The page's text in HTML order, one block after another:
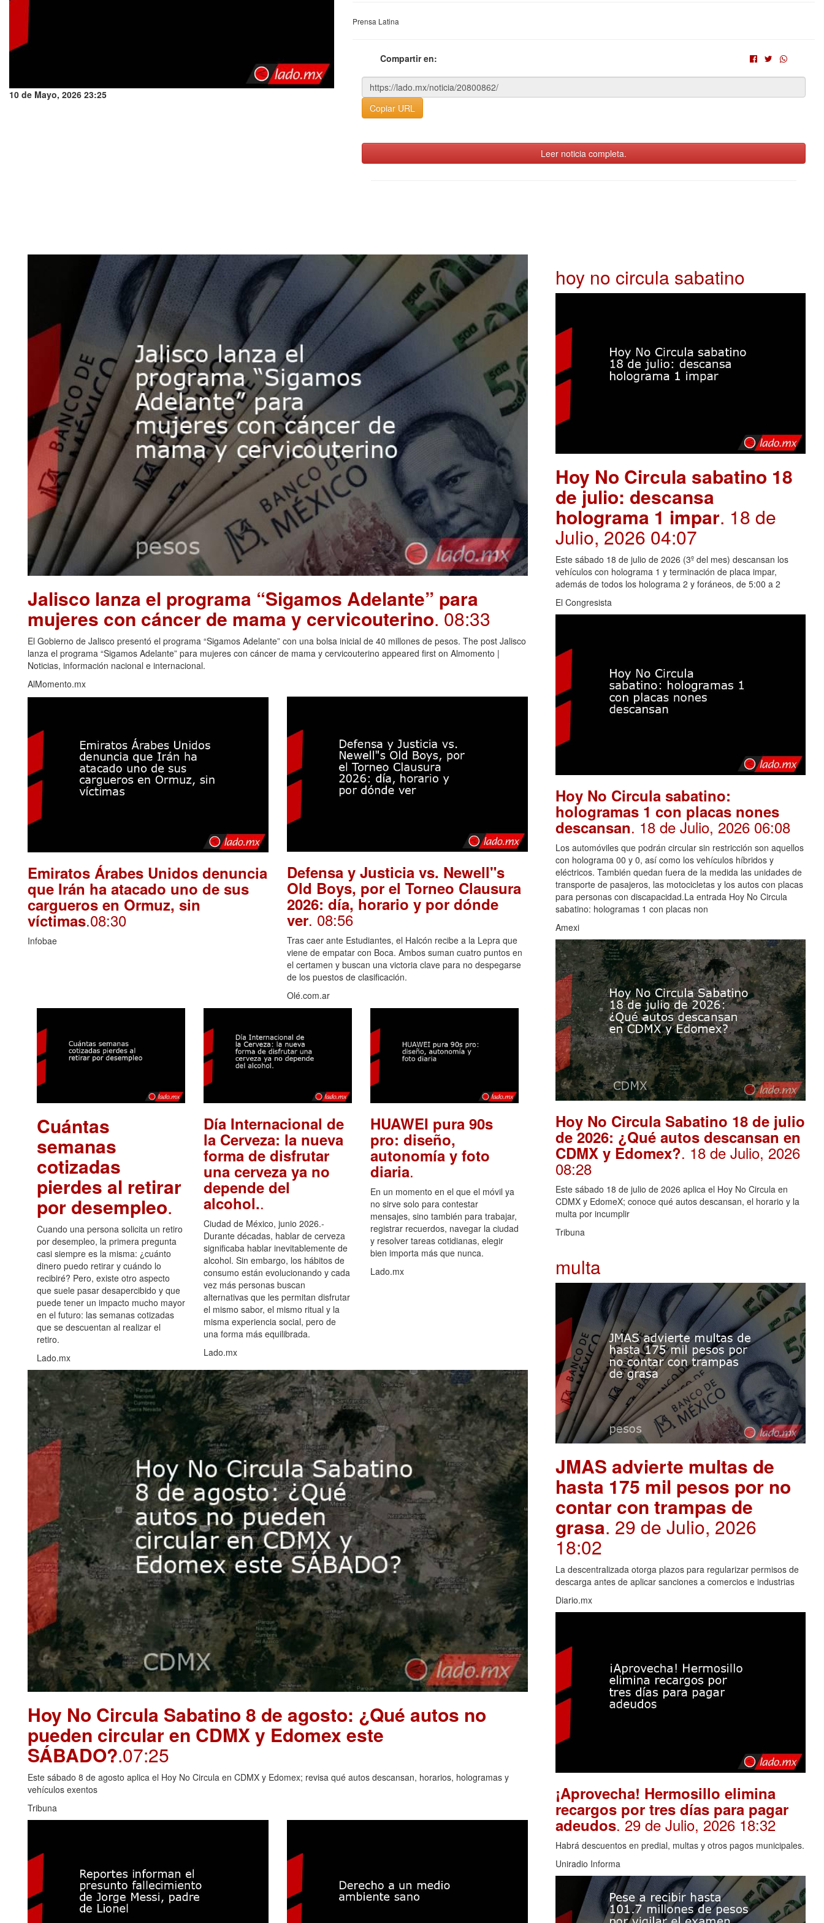
10 de Mayo, 2026 23:25
Prensa Latina
Compartir en:
Copiar URL
Leer noticia completa.
Jalisco lanza el programa “Sigamos Adelante” para
mujeres con cáncer de mama y cervicouterino. 08:33
El Gobierno de Jalisco presentó el programa “Sigamos Adelante” con una bolsa inicial de 40 millones de pesos. The post Jalisco
lanza el programa “Sigamos Adelante” para mujeres con cáncer de mama y cervicouterino appeared first on Almomento |
Noticias, información nacional e internacional.
AlMomento.mx
Emiratos Árabes Unidos denuncia
que Irán ha atacado uno de sus
cargueros en Ormuz, sin
víctimas.08:30
Infobae
Defensa y Justicia vs. Newell"s
Old Boys, por el Torneo Clausura
2026: día, horario y por dónde
ver. 08:56
Tras caer ante Estudiantes, el Halcón recibe a la Lepra que
viene de empatar con Boca. Ambos suman cuatro puntos en
el certamen y buscan una victoria clave para no despegarse
de los puestos de clasificación.
Olé.com.ar
Cuántas
semanas
cotizadas
pierdes al retirar
por desempleo.
Cuando una persona solicita un retiro
por desempleo, la primera pregunta
casi siempre es la misma: ¿cuánto
dinero puedo retirar y cuándo lo
recibiré? Pero, existe otro aspecto
que suele pasar desapercibido y que
puede tener un impacto mucho mayor
en el futuro: las semanas cotizadas
que se descuentan al realizar el
retiro.
Lado.mx
Día Internacional de
la Cerveza: la nueva
forma de disfrutar
una cerveza ya no
depende del
alcohol..
Ciudad de México, junio 2026.-
Durante décadas, hablar de cerveza
significaba hablar inevitablemente de
alcohol. Sin embargo, los hábitos de
consumo están evolucionando y cada
vez más personas buscan
alternativas que les permitan disfrutar
el mismo sabor, el mismo ritual y la
misma experiencia social, pero de
una forma más equilibrada.
Lado.mx
HUAWEI pura 90s
pro: diseño,
autonomía y foto
diaria.
En un momento en el que el móvil ya
no sirve solo para contestar
mensajes, sino también para trabajar,
registrar recuerdos, navegar la ciudad
y resolver tareas cotidianas, elegir
bien importa más que nunca.
Lado.mx
Hoy No Circula Sabatino 8 de agosto: ¿Qué autos no
pueden circular en CDMX y Edomex este
SÁBADO?.07:25
Este sábado 8 de agosto aplica el Hoy No Circula en CDMX y Edomex; revisa qué autos descansan, horarios, hologramas y
vehículos exentos
Tribuna
hoy no circula sabatino
Hoy No Circula sabatino 18
de julio: descansa
holograma 1 impar. 18 de
Julio, 2026 04:07
Este sábado 18 de julio de 2026 (3º del mes) descansan los
vehículos con holograma 1 y terminación de placa impar,
además de todos los holograma 2 y foráneos, de 5:00 a 2
El Congresista
Hoy No Circula sabatino:
hologramas 1 con placas nones
descansan. 18 de Julio, 2026 06:08
Los automóviles que podrán circular sin restricción son aquellos
con holograma 00 y 0, así como los vehículos híbridos y
eléctricos. También quedan fuera de la medida las unidades de
transporte de pasajeros, las motocicletas y los autos con placas
para personas con discapacidad.La entrada Hoy No Circula
sabatino: hologramas 1 con placas non
Amexi
Hoy No Circula Sabatino 18 de julio
de 2026: ¿Qué autos descansan en
CDMX y Edomex?. 18 de Julio, 2026
08:28
Este sábado 18 de julio de 2026 aplica el Hoy No Circula en
CDMX y EdomeX; conoce qué autos descansan, el horario y la
multa por incumplir
Tribuna
multa
JMAS advierte multas de
hasta 175 mil pesos por no
contar con trampas de
grasa. 29 de Julio, 2026
18:02
La descentralizada otorga plazos para regularizar permisos de
descarga antes de aplicar sanciones a comercios e industrias
Diario.mx
¡Aprovecha! Hermosillo elimina
recargos por tres días para pagar
adeudos. 29 de Julio, 2026 18:32
Habrá descuentos en predial, multas y otros pagos municipales.
Uniradio Informa